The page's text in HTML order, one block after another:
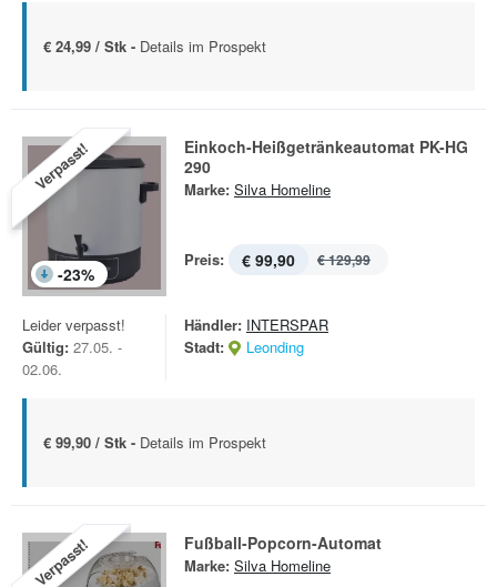
€ 24,99 / Stk - Details im Prospekt
Verpasst!
-23%
Einkoch-Heißgetränkeautomat PK-HG
290
Marke: Silva Homeline
Preis: € 99,90 € 129,99
Leider verpasst!
Gültig: 27.05. -
02.06.
Händler: INTERSPAR
Stadt:
Leonding
€ 99,90 / Stk - Details im Prospekt
Verpasst! Fußball-Popcorn-Automat
Marke: Silva Homeline